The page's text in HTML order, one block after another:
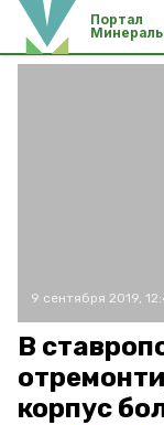
Портал
9 сентября 2019,
В
корпус